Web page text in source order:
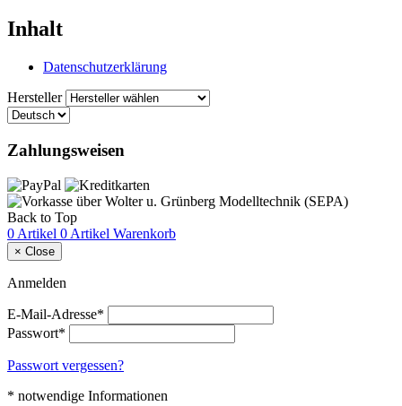
Inhalt
Datenschutzerklärung
Hersteller
Zahlungsweisen
Back to Top
0 Artikel 0 Artikel Warenkorb
× Close
Anmelden
E-Mail-Adresse*
Passwort*
Passwort vergessen?
* notwendige Informationen